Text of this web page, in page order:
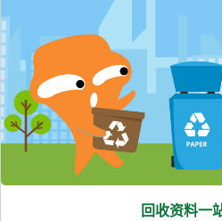
目
回收资料一